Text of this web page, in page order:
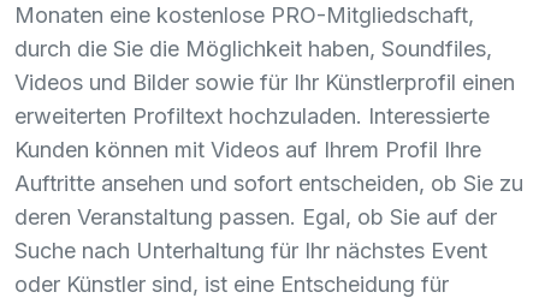
Monaten eine kostenlose PRO-Mitgliedschaft,
durch die Sie die Möglichkeit haben, Soundfiles,
Videos und Bilder sowie für Ihr Künstlerprofil einen
erweiterten Profiltext hochzuladen. Interessierte
Kunden können mit Videos auf Ihrem Profil Ihre
Auftritte ansehen und sofort entscheiden, ob Sie zu
deren Veranstaltung passen. Egal, ob Sie auf der
Suche nach Unterhaltung für Ihr nächstes Event
oder Künstler sind, ist eine Entscheidung für